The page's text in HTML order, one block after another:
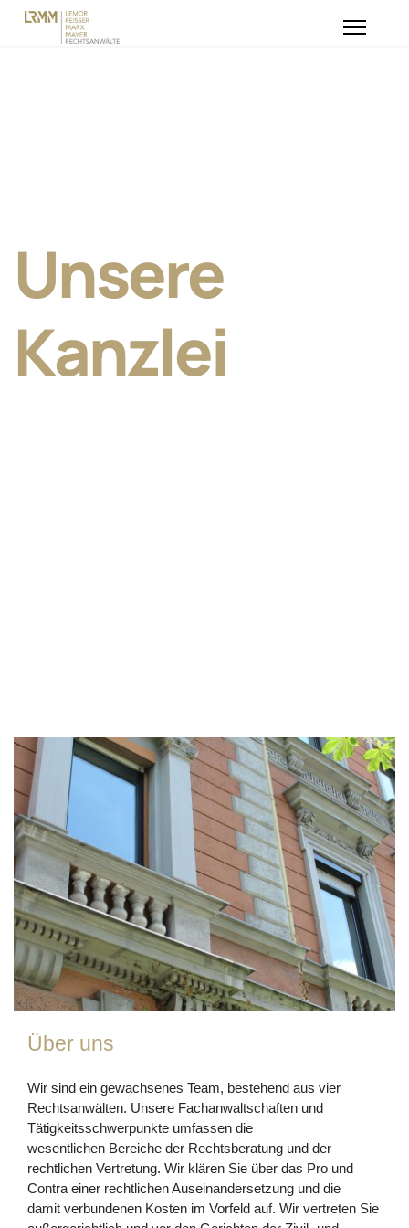
Unsere
Kanzlei
Über uns
Wir sind ein gewachsenes Team, bestehend aus vier
Rechtsanwälten. Unsere Fachanwaltschaften und
Tätigkeitsschwerpunkte umfassen die
wesentlichen Bereiche der Rechtsberatung und der
rechtlichen Vertretung. Wir klären Sie über das Pro und
Contra einer rechtlichen Auseinandersetzung und die
damit verbundenen Kosten im Vorfeld auf. Wir vertreten Sie